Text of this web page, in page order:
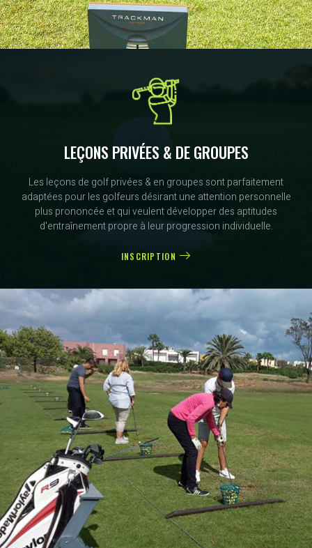
LEÇONS PRIVÉES & DE GROUPES
Les leçons de golf privées & en groupes sont parfaitement
adaptées pour les golfeurs désirant une attention personnelle
plus prononcée et qui veulent développer des aptitudes
d'entraînement propre à leur progression individuelle.
INSCRIPTION